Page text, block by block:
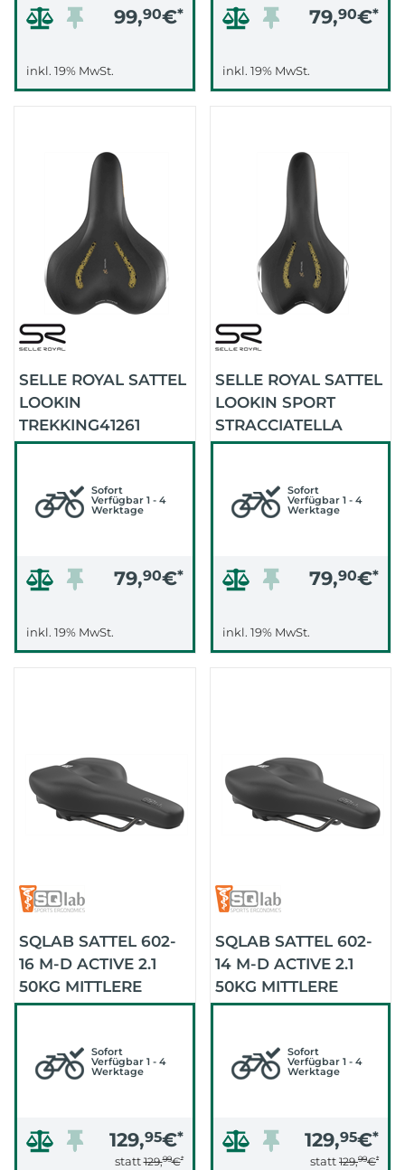
99,90€*
inkl. 19% MwSt.
79,90€*
inkl. 19% MwSt.
SELLE ROYAL SATTEL
LOOKIN
TREKKING41261
STRACCIATELLA
Sofort
Verfügbar 1 - 4
Werktage
79,90€*
inkl. 19% MwSt.
SELLE ROYAL SATTEL
LOOKIN SPORT
STRACCIATELLA
(SCHWARZ)
Sofort
Verfügbar 1 - 4
Werktage
79,90€*
inkl. 19% MwSt.
SQLAB SATTEL 602-
16 M-D ACTIVE 2.1
50KG MITTLERE
STRECKE (SCHWARZ)
Sofort
Verfügbar 1 - 4
Werktage
129,95€*
statt129,99€*
SQLAB SATTEL 602-
14 M-D ACTIVE 2.1
50KG MITTLERE
STRECKE (SCHWARZ)
Sofort
Verfügbar 1 - 4
Werktage
129,95€*
statt 129,99€*